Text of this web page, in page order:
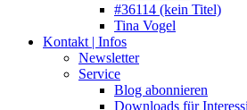
#36114 (kein Titel)
Tina Vogel
Kontakt | Infos
Newsletter
Service
Blog abonnieren
Downloads für